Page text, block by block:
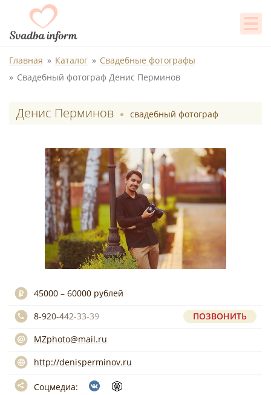
Главная Каталог
Свадебные фотографы
Свадебный фотограф Денис Перминов
Денис Перминов свадебный фотограф
45000 – 60000 рублей
8-920-442-33-39
ПОЗВОНИТЬ
MZphoto@mail.ru
http://denisperminov.ru
Соцмедиа: